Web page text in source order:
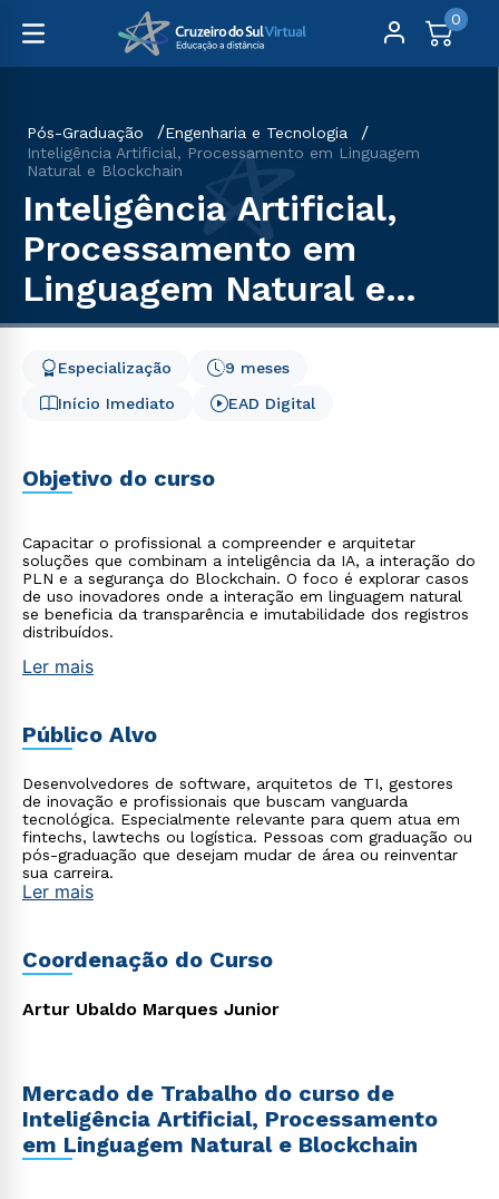
0
Pós-Graduação
Engenharia e Tecnologia
Inteligência Artificial, Processamento em Linguagem
Natural e Blockchain
Inteligência Artificial,
Processamento em
Linguagem Natural e
Blockchain
Início Imediato
9 meses
Especialização
EAD Digital
Objetivo do curso
Capacitar o profissional a compreender e arquitetar
soluções que combinam a inteligência da IA, a interação do
PLN e a segurança do Blockchain. O foco é explorar casos
de uso inovadores onde a interação em linguagem natural
se beneficia da transparência e imutabilidade dos registros
distribuídos.
Ler mais
Público Alvo
Desenvolvedores de software, arquitetos de TI, gestores
de inovação e profissionais que buscam vanguarda
tecnológica. Especialmente relevante para quem atua em
fintechs, lawtechs ou logística. Pessoas com graduação ou
pós-graduação que desejam mudar de área ou reinventar
sua carreira.
Ler mais
Coordenação do Curso
Artur Ubaldo Marques Junior
Mercado de Trabalho do curso de
Inteligência Artificial, Processamento
em Linguagem Natural e Blockchain